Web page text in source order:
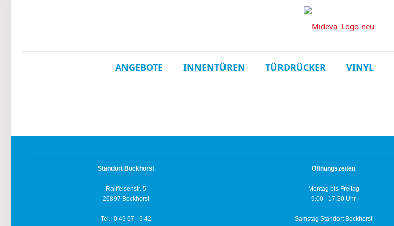
ANGEBOTE INNENTÜREN TÜRDRÜCKER VINYL
Standort Bockhorst Öffnungszeiten
Raiffeisenstr. 5
26897 Bockhorst
Tel.: 0 49 67 - 5 42
Montag bis Freitag
9.00 - 17.30 Uhr
Samstag Standort Bockhorst